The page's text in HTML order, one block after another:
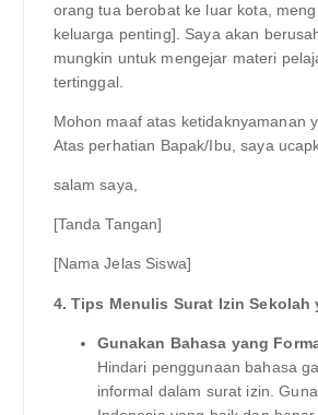
orang tua berobat ke luar kota,
keluarga penting]. Saya akan
mungkin untuk mengejar materi
tertinggal.
Mohon maaf atas ketidaknyamanan
Atas perhatian Bapak/Ibu, saya
salam saya,
[Tanda Tangan]
[Nama Jelas Siswa]
4. Tips Menulis Surat Izin Sekolah
Gunakan Bahasa yang
Hindari penggunaan bahasa
informal dalam surat izin.